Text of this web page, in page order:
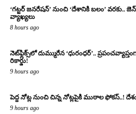
‘గట్టర్ జనరేషన్’ నుంచి ‘దేశానికి బలం’ వరకు..
వ్యాఖ్యలు
8 hours ago
నెట్‌ఫ్లిక్స్‌లో దుమ్మురేన ‘ధురంధర్’..
రికార్డు!
9 hours ago
పెద్ద నోట్ల నుంచి చిన్న నోట్లపైకి ముఠాల ఫోకస్..!
9 hours ago